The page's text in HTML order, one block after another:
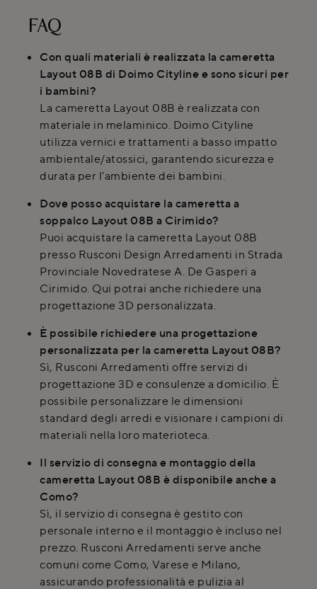
FAQ
Con quali materiali è realizzata la cameretta
Layout 08B di Doimo Cityline e sono sicuri per
i bambini?
La cameretta Layout 08B è realizzata con
materiale in melaminico. Doimo Cityline
utilizza vernici e trattamenti a basso impatto
ambientale/atossici, garantendo sicurezza e
durata per l'ambiente dei bambini.
Dove posso acquistare la cameretta a
soppalco Layout 08B a Cirimido?
Puoi acquistare la cameretta Layout 08B
presso Rusconi Design Arredamenti in Strada
Provinciale Novedratese A. De Gasperi a
Cirimido. Qui potrai anche richiedere una
progettazione 3D personalizzata.
È possibile richiedere una progettazione
personalizzata per la cameretta Layout 08B?
Sì, Rusconi Arredamenti offre servizi di
progettazione 3D e consulenze a domicilio. È
possibile personalizzare le dimensioni
standard degli arredi e visionare i campioni di
materiali nella loro materioteca.
Il servizio di consegna e montaggio della
cameretta Layout 08B è disponibile anche a
Como?
Sì, il servizio di consegna è gestito con
personale interno e il montaggio è incluso nel
prezzo. Rusconi Arredamenti serve anche
comuni come Como, Varese e Milano,
assicurando professionalità e pulizia al